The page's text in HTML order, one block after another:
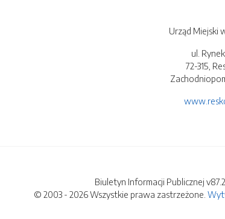
Urząd Miejski
ul. Rynek
72-315,
Biuletyn Informacji Publicznej
© 2003 - 2026 Wszystkie prawa zastrzeżone.